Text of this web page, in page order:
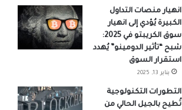
انهيار منصات التداول
الكبيرة يُؤدي إلى انهيار
سوق الكريبتو في 2025:
شبح “تأثير الدومينو” يُهدد
استقرار السوق
يناير 13, 2025
التطورات التكنولوجية
تُطيح بالجيل الحالي من